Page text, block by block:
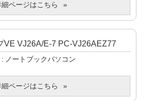
細ページはこちら
VE VJ26A/E-7 PC-VJ26AEZ77
ノートブックパソコン
細ページはこちら